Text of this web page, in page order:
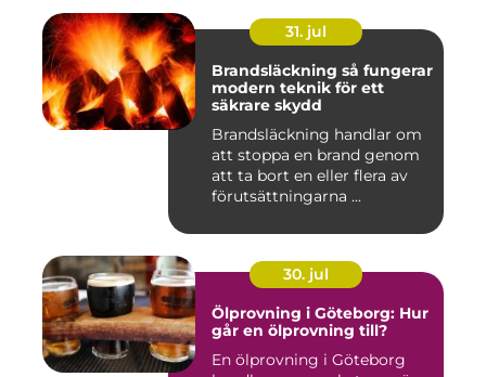
31. jul
Brandsläckning så fungerar
modern teknik för ett
säkrare skydd
Brandsläckning handlar om
att stoppa en brand genom
att ta bort en eller flera av
förutsättningarna ...
30. jul
Ölprovning i Göteborg: Hur
går en ölprovning till?
En ölprovning i Göteborg